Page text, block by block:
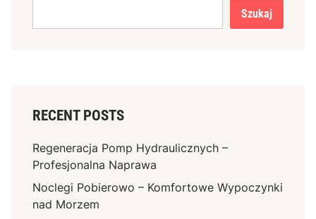
Szukaj
RECENT POSTS
Regeneracja Pomp Hydraulicznych –
Profesjonalna Naprawa
Noclegi Pobierowo – Komfortowe Wypoczynki
nad Morzem